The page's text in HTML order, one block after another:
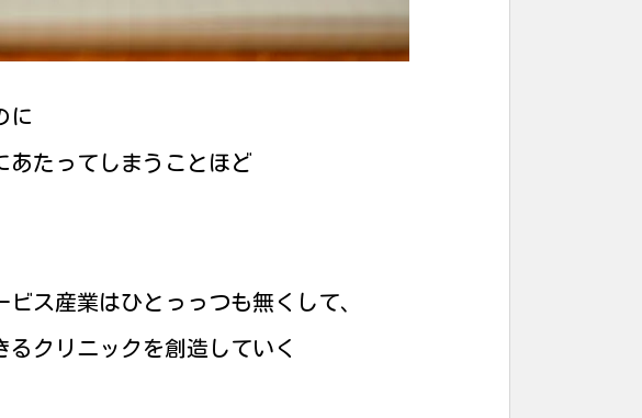
に
あたってしまうことほど
ス産業はひとっっつも無くして、
クリニックを創造していく